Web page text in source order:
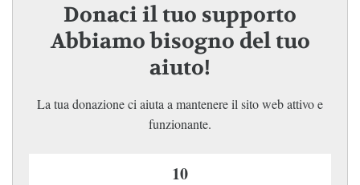
Donaci il tuo supporto
Abbiamo bisogno del tuo
aiuto!
La tua donazione ci aiuta a mantenere il sito web attivo e
funzionante.